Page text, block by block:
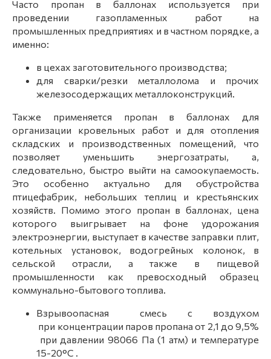
Часто пропан в баллонах используется при
проведении газопламенных работ на
промышленных предприятиях и в частном порядке, а
именно:
в цехах заготовительного производства;
для сварки/резки металлолома и прочих
железосодержащих металлоконструкций.
Также применяется пропан в баллонах для
организации кровельных работ и для отопления
складских и производственных помещений, что
позволяет уменьшить энергозатраты, а,
следовательно, быстро выйти на самоокупаемость.
Это особенно актуально для обустройства
птицефабрик, небольших теплиц и крестьянских
хозяйств. Помимо этого пропан в баллонах, цена
которого выигрывает на фоне удорожания
электроэнергии, выступает в качестве заправки плит,
котельных установок, водогрейных колонок, в
сельской отрасли, а также в пищевой
промышленности как превосходный образец
коммунально-бытового топлива.
Взрывоопасная смесь с воздухом
при концентрации паров пропана от 2,1 до 9,5%
при давлении 98066 Па (1 атм) и температуре
15-20°С .